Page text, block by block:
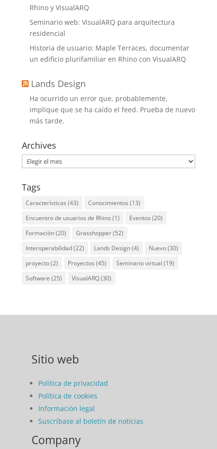
Rhino y VisualARQ
Seminario web: VisualARQ para arquitectura
residencial
Historia de usuario: Maple Terraces, documentar
un edificio plurifamiliar en Rhino con VisualARQ
Lands Design
Ha ocurrido un error que, probablemente,
implique que se ha caído el feed. Prueba de nuevo
más tarde.
Archives
Archives
Tags
Características (43) Conocimientos (13)
Encuentro de usuarios de Rhino(1) Eventos (20)
Formación(20) Grasshopper(52)
Interoperabilidad(22) Lands Design(4) Nuevo(30)
proyecto(2) Proyectos (45) Seminario virtual (19)
Software (25) VisualARQ(30)
Sitio web
Política de privacidad
Política de cookies
Información legal
Suscríbase al boletín de noticias
Company